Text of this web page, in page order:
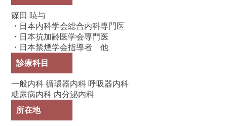
篠田 暁与
・日本内科学会総合内科専門医
・日本抗加齢医学会専門医
・日本禁煙学会指導者 他
診療科目
一般内科 循環器内科 呼吸器内科
糖尿病内科 内分泌内科
所在地